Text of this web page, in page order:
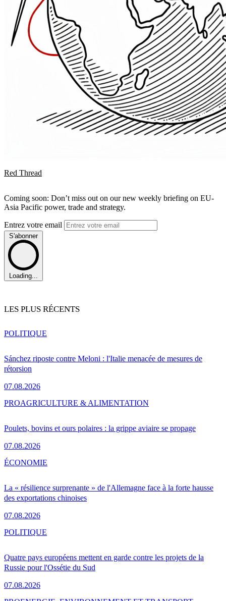
Red Thread
Coming soon: Don’t miss out on our new weekly briefing on EU-
Asia Pacific power, trade and strategy.
Entrez votre email
S'abonner
Loading...
LES PLUS RÉCENTS
Sánchez riposte contre Meloni : l'Italie menacée de mesures de
rétorsion
07.08.2026
POLITIQUE
Poulets, bovins et ours polaires : la grippe aviaire se propage
07.08.2026
PROAGRICULTURE & ALIMENTATION
La « résilience surprenante » de l'Allemagne face à la forte hausse
des exportations chinoises
07.08.2026
ÉCONOMIE
Quatre pays européens mettent en garde contre les projets de la
Russie pour l'Ossétie du Sud
07.08.2026
POLITIQUE